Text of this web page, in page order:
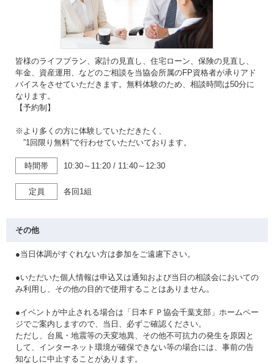
皆様のライフプラン、家計の見直し、住宅ローン、保険の見直し、
年金、資産運用、などのご相談を当協会所属のFP資格者が承りアド
バイスをさせていただきます。無料体験のため、相談時間は50分に
なります。
【予約制】
※より多くの方に体験していただきたく、
”1回限り無料”で行わせていただいております。
時間帯 10:30～11:20 / 11:40～12:30
定員 各回1組
その他
●当日体調がすぐれない方は参加をご遠慮下さい。
●いただいた個人情報は申込又は通知および当日の相談会においての
み利用し、その他の目的で使用することはありません。
●イベントが中止される場合は「日本ＦＰ協会千葉支部」ホームペー
ジでご案内しますので、当日、必ずご確認ください。
ただし、台風・地震等の天変地異、その他不可抗力の発生を原因と
して、インターネット環境が確保できない等の場合には、事前の告
知なしに中止することがあります。